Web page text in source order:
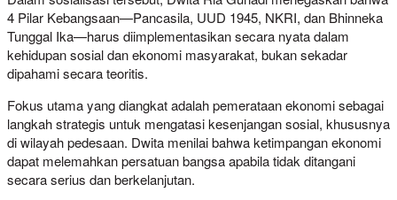
4 Pilar Kebangsaan—Pancasila, UUD 1945, NKRI, dan Bhinneka
Tunggal Ika—harus diimplementasikan secara nyata dalam
kehidupan sosial dan ekonomi masyarakat, bukan sekadar
dipahami secara teoritis.
Fokus utama yang diangkat adalah pemerataan ekonomi sebagai
langkah strategis untuk mengatasi kesenjangan sosial, khususnya
di wilayah pedesaan. Dwita menilai bahwa ketimpangan ekonomi
dapat melemahkan persatuan bangsa apabila tidak ditangani
secara serius dan berkelanjutan.